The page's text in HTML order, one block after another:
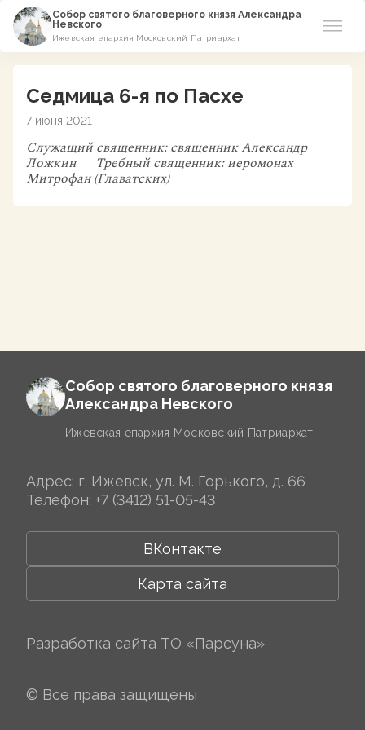
Собор святого благоверного князя Александра
Невского
Ижевская епархия Московский Патриархат
Азы Православия
Расписание
Седмица 6-я по Пасхе
7 июня 2021
Служащий священник:священник Александр
Ложкин Требный священник:иеромонах
Митрофан (Главатских)
Собор святого благоверного князя
Александра Невского
Ижевская епархия Московский Патриархат
Адрес: г. Ижевск, ул. М. Горького, д. 66
Телефон: +7 (3412) 51-05-43
ВКонтакте
Карта сайта
Разработка сайта ТО «Парсуна»
© Все права защищены